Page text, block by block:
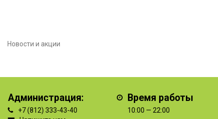
Новости и акции
Администрация:
+7 (812) 333-43-40
Время работы
10:00 — 22:00